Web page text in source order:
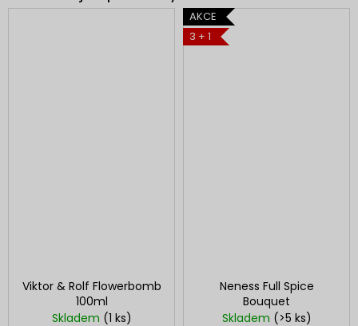
Viktor & Rolf Flowerbomb
100ml
Skladem (1 ks)
AKCE
3 + 1
Neness Full Spice
Bouquet
Skladem (>5 ks)